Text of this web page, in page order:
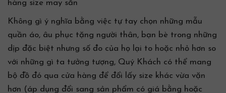
hàng size may sẵn
Không gì ý nghĩa bằng việc tự tay chọn những mẫu
quần áo, âu phục tặng người thân, bạn bè trong những
dịp đặc biệt nhưng số đo của họ lại to hoặc nhỏ hơn so
với những gì ta tưởng tượng, Quý Khách có thể mang
bộ đồ đó qua cửa hàng để đổi lấy size khác vừa vặn
hơn (áp dụng đổi sang sản phẩm có giá bằng hoặc